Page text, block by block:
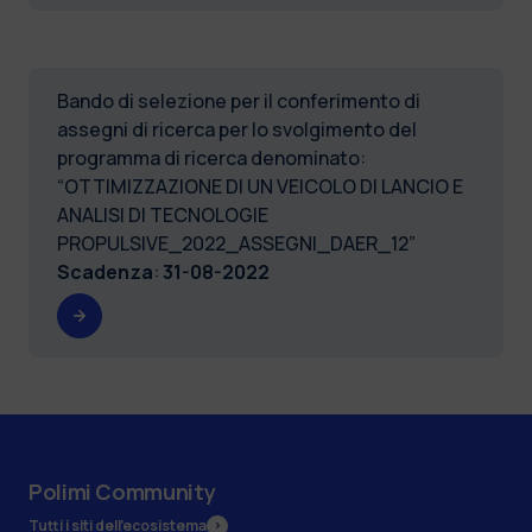
Bando di selezione per il conferimento di
assegni di ricerca per lo svolgimento del
programma di ricerca denominato:
“OTTIMIZZAZIONE DI UN VEICOLO DI LANCIO E
ANALISI DI TECNOLOGIE
PROPULSIVE_2022_ASSEGNI_DAER_12”
Scadenza: 31-08-2022
Polimi Community
Tutti i siti dell’ecosistema